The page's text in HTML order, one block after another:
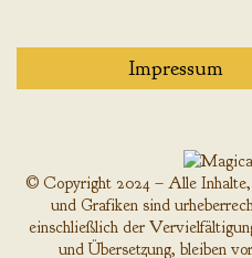
Impressum
© Copyright 2024 – Alle Inhalte,
und Grafiken sind
einschließlich der
und Übersetzung, bleiben